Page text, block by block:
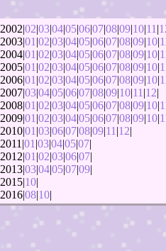
2002|02|03|04|05|06|07|08|09|10|11 |
2003|01 |02|03|04|05|06|07|08|09|10|
2004|01 |02|03|04|05|06|07|08|09|10|
2005|01 |02|03|04|05|06|07|08|09|10|
2006|01 |02|03|04|05|06|07|08|09|10|
2007|03|04|05|06|07|08|09|10|11 |12|
2008|01 |02|03|04|05|06|07|08|09|10|
2009|01 |02|03|04|05|06|07|08|09|10|
2010|01 |03|06|07|08|09|11 |12|
2011|01 |03|04|05|07|
2012|01 |02|03|06|07|
2013|03|04|05|07|09|
2015|10|
2016|08|10|